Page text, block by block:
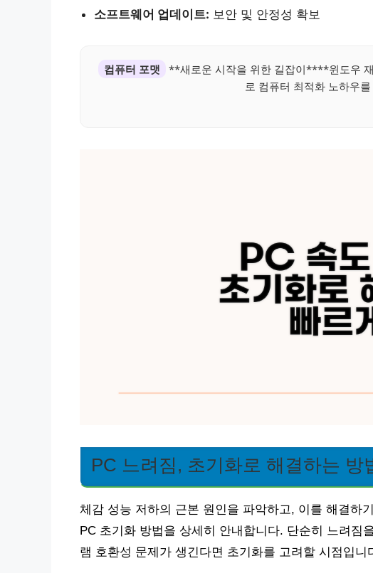
소프트웨어 업데이트: 보안 및 안정성 확보
컴퓨터 포맷
**새로운 시작을 위한 길잡이****윈도우
로 컴퓨터 최적화 노하우
PC 느려짐, 초기화로 해결하는 방
체감 성능 저하의 근본 원인을 파악하고, 이를 해결하
PC 초기화 방법을 상세히 안내합니다. 단순히 느려짐
램 호환성 문제가 생긴다면 초기화를 고려할 시점입니